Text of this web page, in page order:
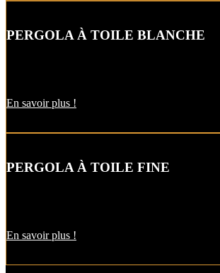
PERGOLA À TOILE BLANCHE
En savoir plus !
PERGOLA À TOILE FINE
En savoir plus !